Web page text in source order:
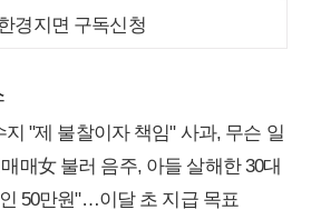
경지면 구독신청
"제 불찰이자 책임" 사과, 무슨 일
매女 불러 음주, 아들 살해한 30대
50만원"…이달 초 지급 목표